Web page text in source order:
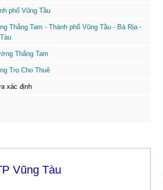
phố Vũng Tầu
Thắng Tam - Thành phố Vũng Tầu - Bà Rịa -
Thắng Tam
Trọ Cho Thuê
xác định
Vũng Tàu